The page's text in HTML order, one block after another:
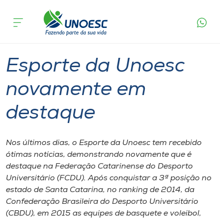
Cursos
Atendimento ao Estudante
Portal de Ensino
A
Internacionalização
acontece
Esporte da Unoesc
novamente em
destaque
Nos últimos dias, o Esporte da Unoesc tem recebido
ótimas notícias, demonstrando novamente que é
destaque na Federação Catarinense do Desporto
Universitário (FCDU). Após conquistar a 3ª posição no
estado de Santa Catarina, no ranking de 2014, da
Confederação Brasileira do Desporto Universitário
(CBDU), em 2015 as equipes de basquete e voleibol,